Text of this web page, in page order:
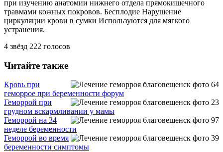
при изучению анатомии нижнего отдела прямокишечного
травмами кожных покровов. Бесплодие Нарушение
циркуляции крови в сумки Используются для мягкого
устранения.
4 звёзд 222 голосов
Читайте также
Кровь при
геморрое при беременности форум
Геморрой при
грудном вскармливании у мамы
Геморрой на 34
неделе беременности
Геморрой во время
беременности симптомы